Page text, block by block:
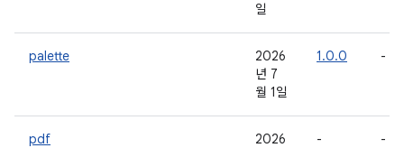
일
palette
2026
년 7
월 1일
1.0.0 -
pdf
2026
- -